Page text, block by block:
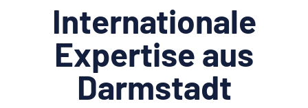
Internationale
Expertise aus
Darmstadt